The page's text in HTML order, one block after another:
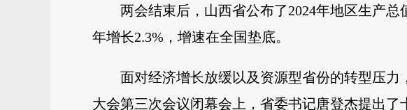
两会结束后，山西省公布了2024年地区生产总
年增长2.3%，增速在全国垫底。
面对经济增长放缓以及资源型省份的转型压力
大会第三次会议闭幕会上，省委书记唐登杰提出了